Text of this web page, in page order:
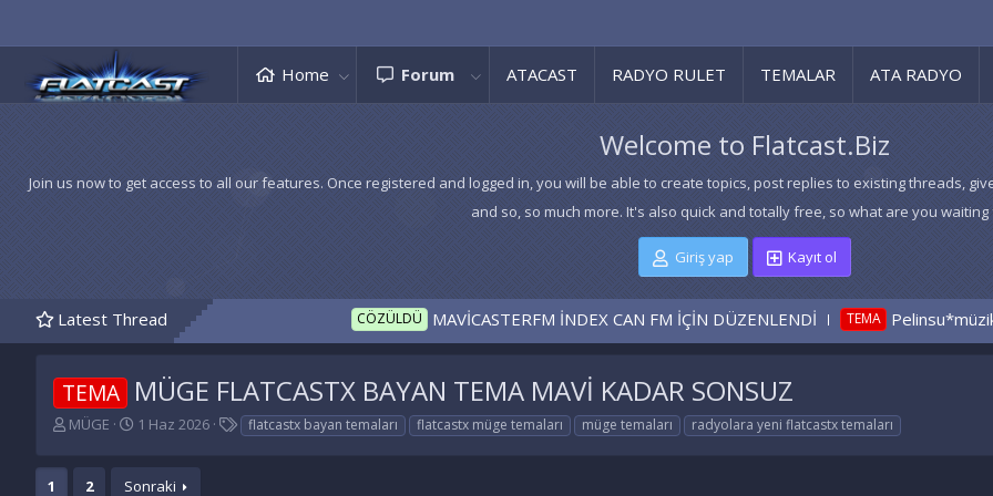
Home Forum ATACAST RADYO RULET TEMALAR ATA RADYO
Welcome to Flatcast.Biz
Join us now to get access to all our features. Once registered and logged in, you will be able to create topics, post replies to existing threads,
and so, so much more. It's also quick and totally free, so what are you waiting
Giriş yap Kayıt ol
Latest Thread CÖZÜLDÜ MAVİCASTERFM İNDEX CAN FM İÇİN DÜZENLENDİ TEMA Pelinsu*müzik tema TEMA
TEMA MÜGE FLATCASTX BAYAN TEMA MAVİ KADAR SONSUZ
K
MÜGE
B
l
1 Haz 2026
E
t
flatcastx bayan temaları flatcastx müge temaları müge temaları radyolara yeni flatcastx temaları
1 2 Sonraki